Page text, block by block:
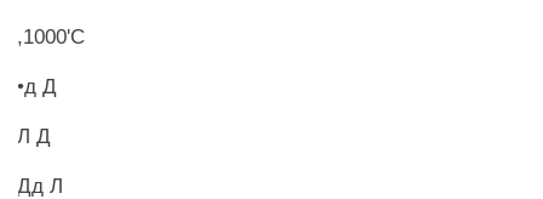
,1000'С
•д Д
Л Д
Дд Л